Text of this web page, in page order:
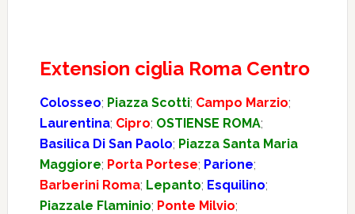
Extension ciglia Roma Centro
Colosseo; Piazza Scotti; Campo Marzio;
Laurentina; Cipro; OSTIENSE ROMA;
Basilica Di San Paolo; Piazza Santa Maria
Maggiore; Porta Portese; Parione;
Barberini Roma; Lepanto; Esquilino;
Piazzale Flaminio; Ponte Milvio;